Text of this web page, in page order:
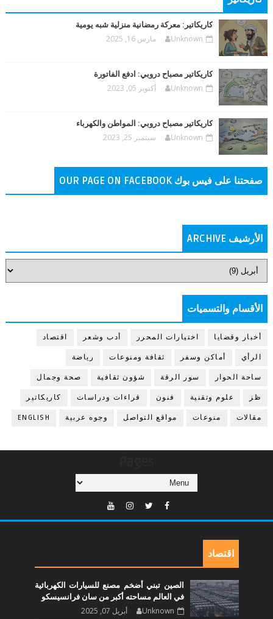
كاريكاتير: معركة رمضانية منزلية شبه يومية
Unknown مارس 16, 2025
كاريكاتير مصباح دروبي: ادفع الفاتورة
Unknown أكتوبر 05, 2023
كاريكاتير مصباح دروبي: المواطن والكهرباء
Unknown سبتمبر 25, 2023
صفحتنا على فيس بوك OUR PAGE ON FACEBOOK
الأرشيف ARCHIVE
الأقسام والتسميات
أخبار وقضايا اختيارات المحرر أدب وشعر اقتصاد
الرأي أماكن وسفر ثقافة ومنوعات رياضة
ساحة الحوار سور الرقة شؤون ثقافية صحة وجمال
ظز علوم وتقنية فنون قراءات ودراسات كاريكاتير
مقالات منوعات مواقع التواصل وجوه عربية ENGLISH
اقتصاد
الصين تبني أضخم مصنع للسيارات الكهربائية
في العالم مساحته أكبر من سان فرانسيسكو
Unknown أبريل 07, 2025